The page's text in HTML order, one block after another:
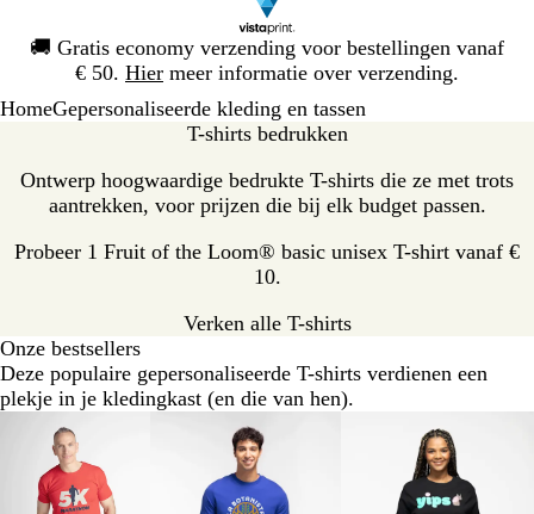
🚚 Gratis economy verzending voor bestellingen vanaf
€ 50. Hier meer informatie over verzending.
1
HomeGepersonaliseerde kleding en tassen
T-shirts bedrukken
Ontwerp hoogwaardige bedrukte T-shirts die ze met trots
aantrekken, voor prijzen die bij elk budget passen.
Probeer 1 Fruit of the Loom® basic unisex T-shirt vanaf €
10.
Verken alle T-shirts
Onze bestsellers
Deze populaire gepersonaliseerde T-shirts verdienen een
plekje in je kledingkast (en die van hen).
Waarde